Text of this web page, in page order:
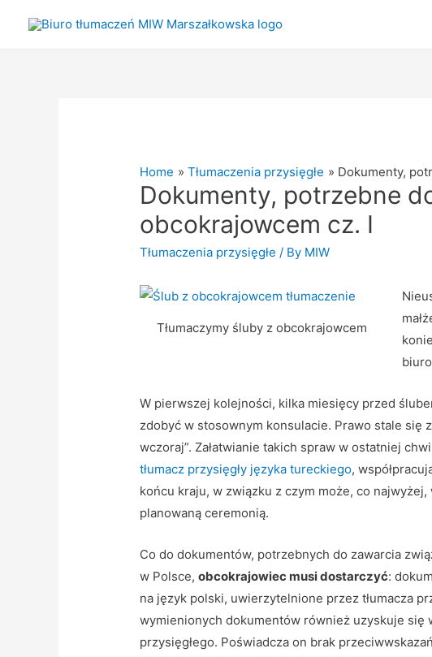
Home Tłumaczenia przysięgłe Dokumenty,
Dokumenty, potrzebne
obcokrajowcem cz. I
Tłumaczenia przysięgłe / By MIW
Tłumaczymy śluby z obcokrajowcem
W pierwszej kolejności, kilka miesięcy przed
zdobyć w stosownym konsulacie. Prawo stale
wczoraj”. Załatwianie takich spraw w ostatniej
tłumacz przysięgły języka tureckiego,
końcu kraju, w związku z czym może, co
planowaną ceremonią.
Co do dokumentów, potrzebnych do zawarcia
w Polsce,obcokrajowiec musi dostarczyć:
na język polski, uwierzytelnione przez tłumacza
wymienionych dokumentów również uzyskuje się
przysięgłego. Poświadcza on brak